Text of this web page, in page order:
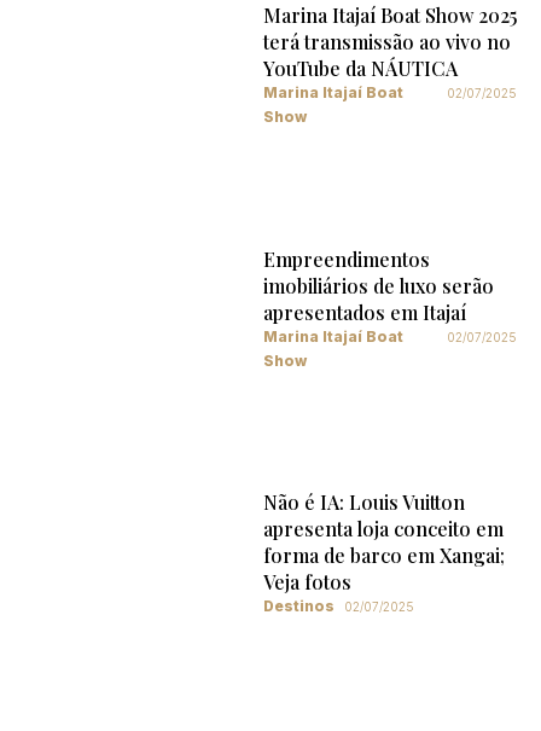
Marina Itajaí Boat Show 2025
terá transmissão ao vivo no
YouTube da NÁUTICA
Marina Itajaí Boat
Show
02/07/2025
Empreendimentos
imobiliários de luxo serão
apresentados em Itajaí
Marina Itajaí Boat
Show
02/07/2025
Não é IA: Louis Vuitton
apresenta loja conceito em
forma de barco em Xangai;
Veja fotos
Destinos 02/07/2025